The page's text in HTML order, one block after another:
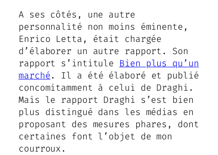
A ses côtés, une autre
personnalité non moins éminente,
Enrico Letta, était chargée
d’élaborer un autre rapport. Son
rapport s’intitule Bien plus qu’un
marché. Il a été élaboré et publié
concomitamment à celui de Draghi.
Mais le rapport Draghi s’est bien
plus distingué dans les médias en
proposant des mesures phares, dont
certaines font l’objet de mon
courroux.